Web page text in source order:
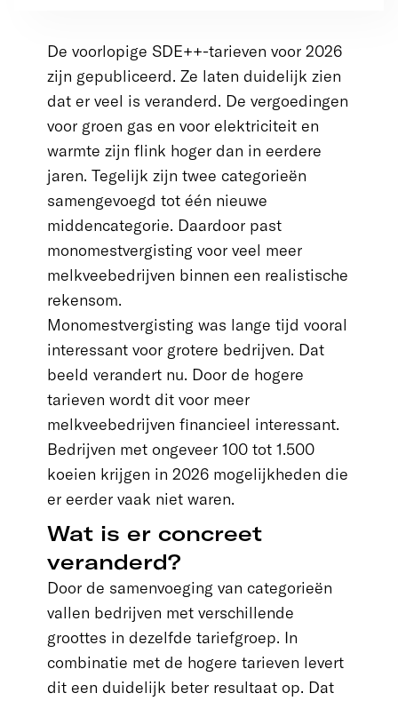
De voorlopige SDE++-tarieven voor 2026
zijn gepubliceerd. Ze laten duidelijk zien
dat er veel is veranderd. De vergoedingen
voor groen gas en voor elektriciteit en
warmte zijn flink hoger dan in eerdere
jaren. Tegelijk zijn twee categorieën
samengevoegd tot één nieuwe
middencategorie. Daardoor past
monomestvergisting voor veel meer
melkveebedrijven binnen een realistische
rekensom.
Monomestvergisting was lange tijd vooral
interessant voor grotere bedrijven. Dat
beeld verandert nu. Door de hogere
tarieven wordt dit voor meer
melkveebedrijven financieel interessant.
Bedrijven met ongeveer 100 tot 1.500
koeien krijgen in 2026 mogelijkheden die
er eerder vaak niet waren.
Wat is er concreet
veranderd?
Door de samenvoeging van categorieën
vallen bedrijven met verschillende
groottes in dezelfde tariefgroep. In
combinatie met de hogere tarieven levert
dit een duidelijk beter resultaat op. Dat